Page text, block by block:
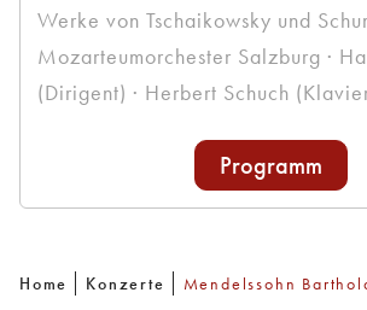
Werke von Tschaikowsky und
Mozarteumorchester Salzburg ·
(Dirigent) · Herbert Schuch
Programm
Home Konzerte Mendelssohn